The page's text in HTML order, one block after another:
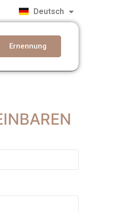
Deutsch
English
Ernennung